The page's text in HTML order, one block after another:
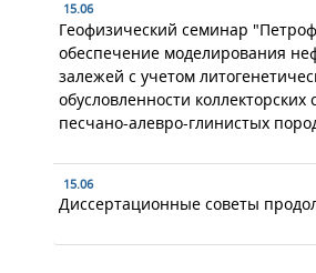
15.06
Геофизический семинар
обеспечение моделирования
залежей с учетом
обусловленности коллекторских
песчано-алевро-глинистых
15.06
Диссертационные советы